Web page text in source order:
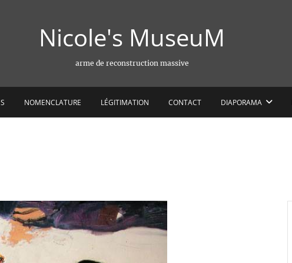
Nicole's MuseuM
arme de reconstruction massive
NOMENCLATURE LÉGITIMATION CONTACT DIAPORAMA